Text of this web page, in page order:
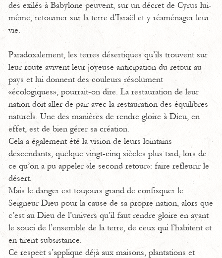
des exilés à Babylone peuvent, sur un décret de Cyrus lui-
même, retourner sur la terre d’Israël et y réaménager leur
vie.
Paradoxalement, les terres désertiques qu’ils trouvent sur
leur route avivent leur joyeuse anticipation du retour au
pays et lui donnent des couleurs résolument
«écologiques», pourrait-on dire. La restauration de leur
nation doit aller de pair avec la restauration des équilibres
naturels. Une des manières de rendre gloire à Dieu, en
effet, est de bien gérer sa création.
Cela a également été la vision de leurs lointains
descendants, quelque vingt-cinq siècles plus tard, lors de
ce qu’on a pu appeler «le second retour»: faire refleurir le
désert.
Mais le danger est toujours grand de confisquer le
Seigneur Dieu pour la cause de sa propre nation, alors que
c’est au Dieu de l’univers qu’il faut rendre gloire en ayant
le souci de l’ensemble de la terre, de ceux qui l’habitent et
en tirent subsistance.
Ce respect s’applique déjà aux maisons, plantations et